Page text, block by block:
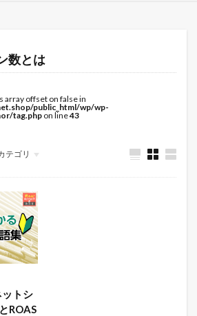
数とは
array offset on false in
public_html/wp/wp-
tag.php on line43
テゴリ
トシ
ROAS